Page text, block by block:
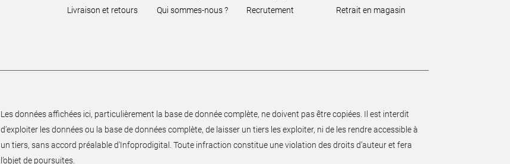
Livraison et retours
Qui sommes-nous ?
Recrutement
Retrait en magasin
Les données affichées ici, particulièrement la base de donnée complète, ne doivent pas être copiées. Il est interdit
d’exploiter les données ou la base de données complète, de laisser un tiers les exploiter, ni de les rendre accessible à
un tiers, sans accord préalable d'Infoprodigital. Toute infraction constitue une violation des droits d’auteur et fera
l’objet de poursuites.